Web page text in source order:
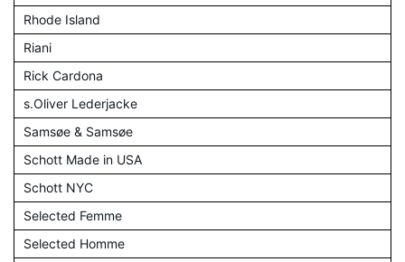
Rhode Island
Riani
Rick Cardona
s.Oliver Lederjacke
Samsøe & Samsøe
Schott Made in USA
Schott NYC
Selected Femme
Selected Homme